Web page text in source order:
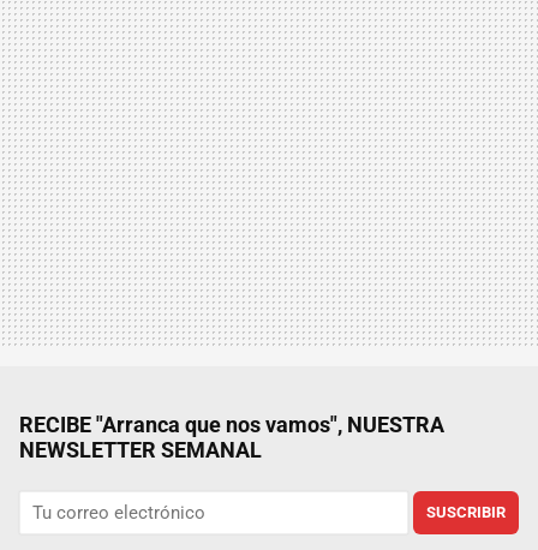
RECIBE "Arranca que nos vamos", NUESTRA
NEWSLETTER SEMANAL
SUSCRIBIR